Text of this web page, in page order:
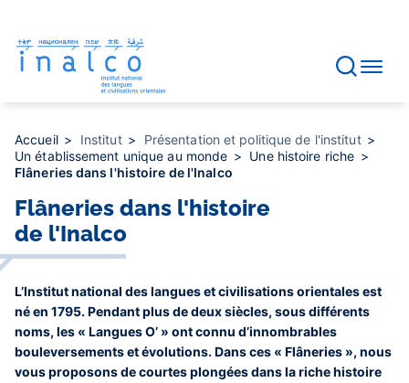
contenu
principal
Accueil Institut
Présentation et politique de l'institut
Un établissement unique au monde
Une histoire riche
Flâneries dans l'histoire de l'Inalco
Flâneries dans l'histoire
de l'Inalco
L’Institut national des langues et civilisations orientales est
né en 1795. Pendant plus de deux siècles, sous différents
noms, les « Langues O’ » ont connu d’innombrables
bouleversements et évolutions. Dans ces « Flâneries », nous
vous proposons de courtes plongées dans la riche histoire